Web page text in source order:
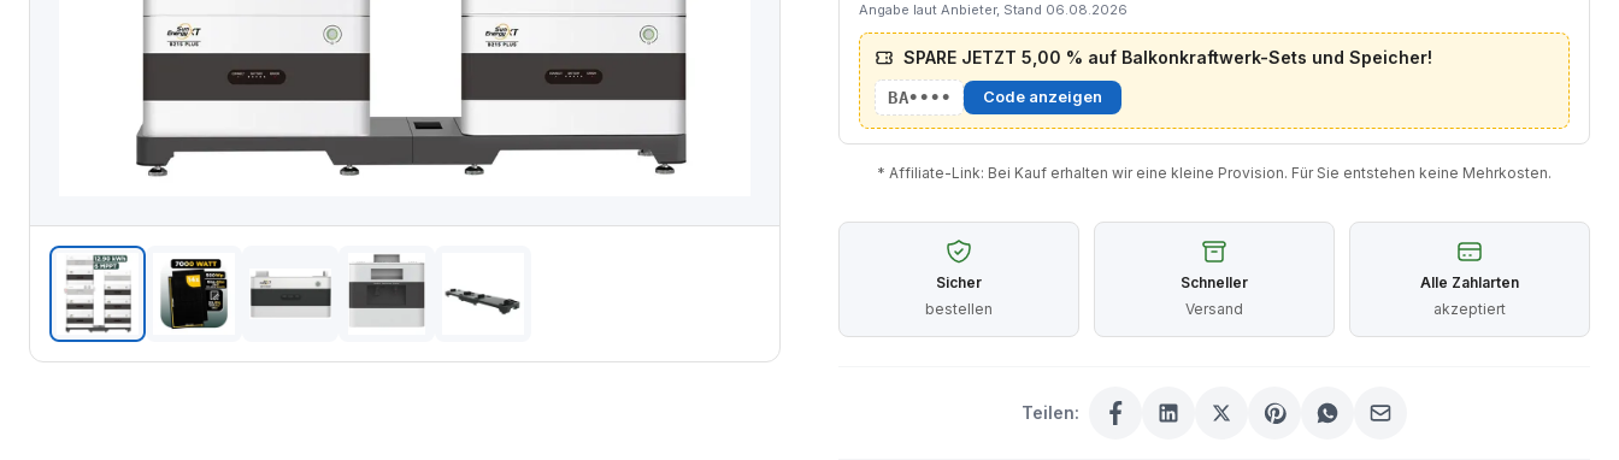
Angabe laut Anbieter, Stand 06.08.2026
SPARE JETZT 5,00 % auf Balkonkraftwerk-Sets und Speicher!
BA•••• Code anzeigen
* Affiliate-Link: Bei Kauf erhalten wir eine kleine Provision. Für Sie entstehen keine Mehrkosten.
Sicher
bestellen
Schneller
Versand
Alle Zahlarten
akzeptiert
Teilen: